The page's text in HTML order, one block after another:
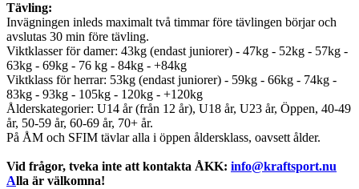
Tävling:
Invägningen inleds maximalt två timmar före tävlingen börjar och
avslutas 30 min före tävling.
Viktklasser för damer: 43kg (endast juniorer) - 47kg - 52kg - 57kg -
63kg - 69kg - 76 kg - 84kg - +84kg
Viktklass för herrar: 53kg (endast juniorer) - 59kg - 66kg - 74kg -
83kg - 93kg - 105kg - 120kg - +120kg
Ålderskategorier: U14 år (från 12 år), U18 år, U23 år, Öppen, 40-49
år, 50-59 år, 60-69 år, 70+ år.
På ÅM och SFIM tävlar alla i öppen åldersklass, oavsett ålder.
Vid frågor, tveka inte att kontakta ÅKK: info@kraftsport.nu
Alla är välkomna!